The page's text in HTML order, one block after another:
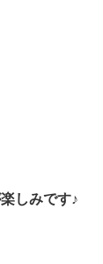
しみです♪